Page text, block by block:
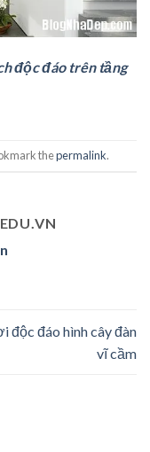
độc đáo trên tầng
thepermalink.
độc đáo hình cây đàn
vĩ cầm